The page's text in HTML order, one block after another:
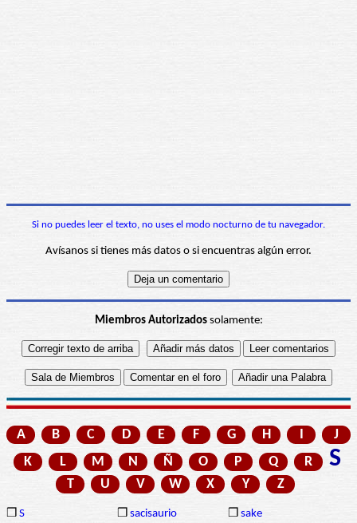
Si no puedes leer el texto, no uses el modo nocturno de tu navegador.
Avísanos si tienes más datos o si encuentras algún error.
Miembros Autorizadossolamente:
A B C D E F G H I
J
K
L M N Ñ O P Q R S
T U V W X Y Z
❒ S ❒ sacisaurio ❒ sake